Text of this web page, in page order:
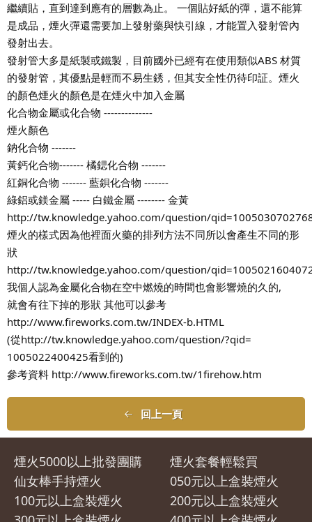
繼續貼，直到達到應有的層數為止。 一個貼好紙的彈，還不能算
是成品，煙火彈還需要加上發射藥與快引線，才能置入發射管內
發射出去。
發射管大多是紙製或鐵製，目前國外已經有在使用類似ABS 材質
的發射管，其優點是輕而不易生銹，但其安全性仍待印証。煙火
的顏色煙火的顏色是在煙火中加入金屬
化合物金屬或化合物 --------------
煙火顏色
鈉化合物 -------
黃鈣化合物------- 橘鍶化合物 -------
紅銅化合物 ------- 藍鋇化合物 -------
綠鋁或鎂金屬 ----- 白鐵金屬 -------- 金黃
http://tw.knowledge.yahoo.com/question/
煙火的樣式因為他裡面火藥的排列方法不同所以會產生不同的形
狀
http://tw.knowledge.yahoo.com/question/
我個人認為金屬化合物在空中燃燒的時間也會影響燒的久的,
就會有往下掉的形狀 其他可以參考
http://www.fireworks.com.tw/INDEX-b.HTML
(從http://tw.knowledge.yahoo.com/question/?qid=
1005022400425看到的)
參考資料 http://www.fireworks.com.tw/1firehow.htm
回上一頁
煙火5000以上批發團購
煙火套餐輕鬆買
仙女棒手持煙火
050元以上盒裝煙火
100元以上盒裝煙火
200元以上盒裝煙火